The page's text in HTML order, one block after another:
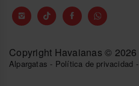
Copyright Havaianas © 2026
Alpargatas - Política de privacidad -